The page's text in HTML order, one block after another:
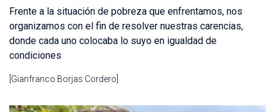
Frente a la situación de pobreza que enfrentamos, nos
organizamos con el fin de resolver nuestras carencias,
donde cada uno colocaba lo suyo en igualdad de
condiciones
[Gianfranco Borjas Cordero]